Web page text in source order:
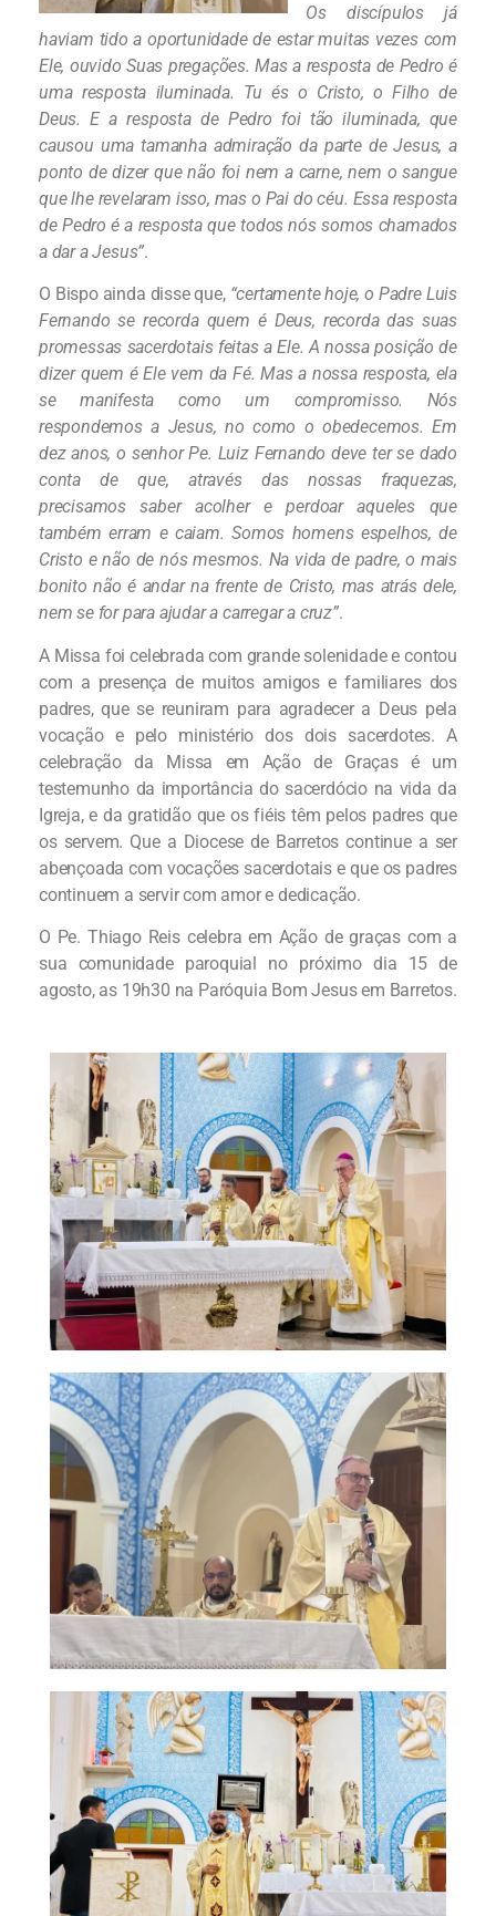
Os discípulos já
haviam tido a oportunidade de estar muitas vezes com
Ele, ouvido Suas pregações. Mas a resposta de Pedro é
uma resposta iluminada. Tu és o Cristo, o Filho de
Deus. E a resposta de Pedro foi tão iluminada, que
causou uma tamanha admiração da parte de Jesus, a
ponto de dizer que não foi nem a carne, nem o sangue
que lhe revelaram isso, mas o Pai do céu. Essa resposta
de Pedro é a resposta que todos nós somos chamados
a dar a Jesus”.
O Bispo ainda disse que, “certamente hoje, o Padre Luis
Fernando se recorda quem é Deus, recorda das suas
promessas sacerdotais feitas a Ele. A nossa posição de
dizer quem é Ele vem da Fé. Mas a nossa resposta, ela
se manifesta como um compromisso. Nós
respondemos a Jesus, no como o obedecemos. Em
dez anos, o senhor Pe. Luiz Fernando deve ter se dado
conta de que, através das nossas fraquezas,
precisamos saber acolher e perdoar aqueles que
também erram e caiam. Somos homens espelhos, de
Cristo e não de nós mesmos. Na vida de padre, o mais
bonito não é andar na frente de Cristo, mas atrás dele,
nem se for para ajudar a carregar a cruz”.
A Missa foi celebrada com grande solenidade e contou
com a presença de muitos amigos e familiares dos
padres, que se reuniram para agradecer a Deus pela
vocação e pelo ministério dos dois sacerdotes. A
celebração da Missa em Ação de Graças é um
testemunho da importância do sacerdócio na vida da
Igreja, e da gratidão que os fiéis têm pelos padres que
os servem. Que a Diocese de Barretos continue a ser
abençoada com vocações sacerdotais e que os padres
continuem a servir com amor e dedicação.
O Pe. Thiago Reis celebra em Ação de graças com a
sua comunidade paroquial no próximo dia 15 de
agosto, as 19h30 na Paróquia Bom Jesus em Barretos.